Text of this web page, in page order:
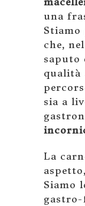
una
Stiamo
che,
saputo
qualità
sia a
La
Siamo